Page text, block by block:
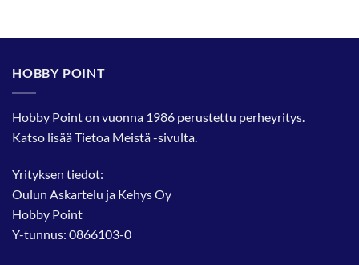
useampi
tuotteen
sivulla.
HOBBY POINT
Hobby Point on vuonna 1986 perustettu perheyritys.
Katso lisääTietoa Meistä-sivulta.
Yrityksen tiedot:
Oulun Askartelu ja Kehys Oy
Hobby Point
Y-tunnus: 0866103-0